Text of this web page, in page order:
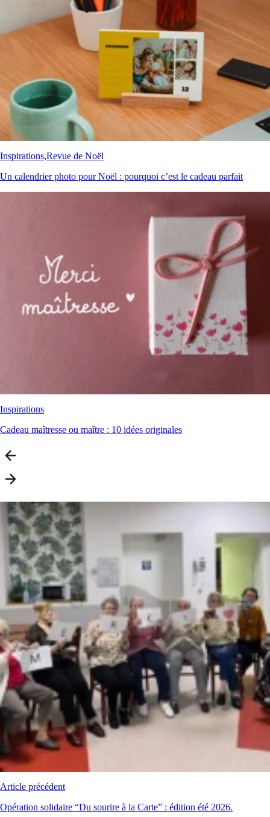
Inspirations,Revue de Noël
Un calendrier photo pour Noël : pourquoi c’est le cadeau parfait
Inspirations
Cadeau maîtresse ou maître : 10 idées originales
Article précédent
Opération solidaire “Du sourire à la Carte” : édition été 2026.